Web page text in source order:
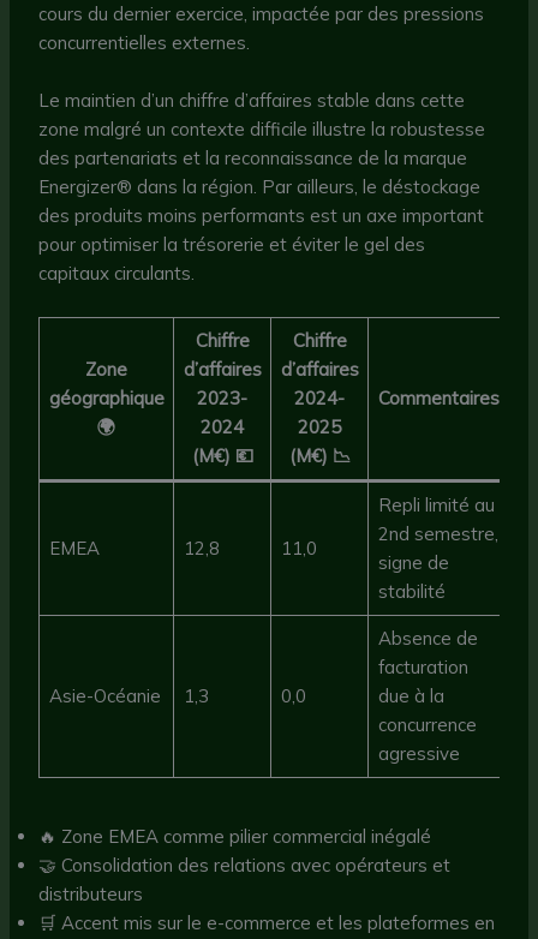
cours du dernier exercice, impactée par des pressions
concurrentielles externes.
Le maintien d’un chiffre d’affaires stable dans cette
zone malgré un contexte difficile illustre la robustesse
des partenariats et la reconnaissance de la marque
Energizer® dans la région. Par ailleurs, le déstockage
des produits moins performants est un axe important
pour optimiser la trésorerie et éviter le gel des
capitaux circulants.
Zone
géographique
🌍
Chiffre
d’affaires
2023-
2024
(M€) 💶
Chiffre
d’affaires
2024-
2025
(M€) 📉
Commentaires
EMEA 12,8 11,0
Repli limité au
2nd semestre,
signe de
stabilité
Asie-Océanie 1,3 0,0
Absence de
facturation
due à la
concurrence
agressive
🔥 Zone EMEA comme pilier commercial inégalé
🤝 Consolidation des relations avec opérateurs et
distributeurs
🛒 Accent mis sur le e-commerce et les plateformes en